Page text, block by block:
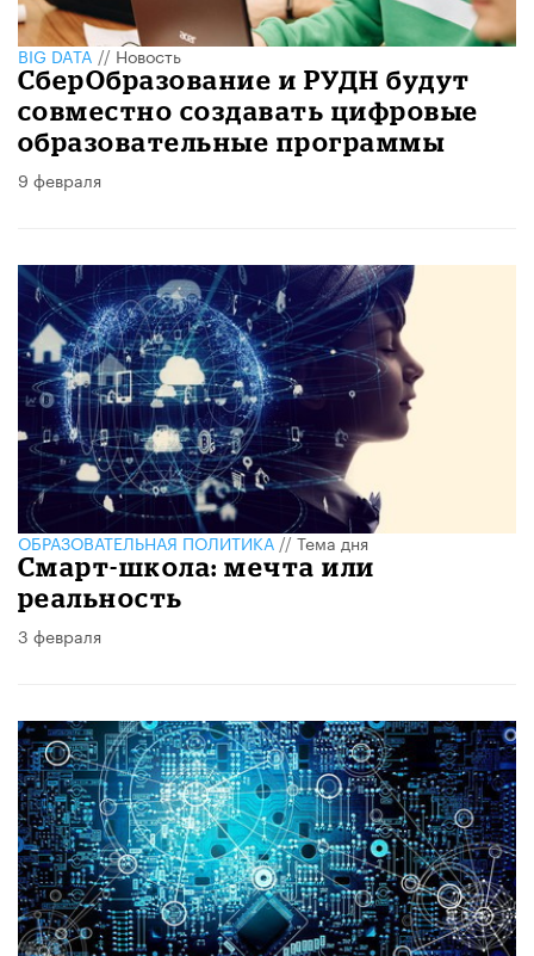
BIG DATA//Новость
СберОбразование и РУДН будут
совместно создавать цифровые
образовательные программы
9 февраля
ОБРАЗОВАТЕЛЬНАЯ ПОЛИТИКА//Тема дня
Смарт-школа: мечта или
реальность
3 февраля